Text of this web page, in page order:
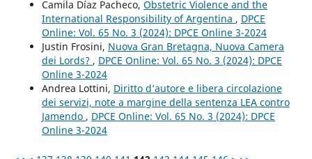
Camila Díaz Pacheco, Obstetric Violence and the
International Responsibility of Argentina , DPCE
Online: Vol. 65 No. 3 (2024): DPCE Online 3-2024
Justin Frosini, Nuova Gran Bretagna, Nuova Camera
dei Lords? , DPCE Online: Vol. 65 No. 3 (2024): DPCE
Online 3-2024
Andrea Lottini, Diritto d’autore e libera circolazione
dei servizi, note a margine della sentenza LEA contro
Jamendo , DPCE Online: Vol. 65 No. 3 (2024): DPCE
Online 3-2024